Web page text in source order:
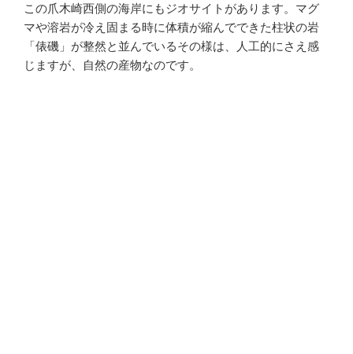
この爪木崎西側の海岸にもジオサイトがあります。マグ
マや溶岩が冷え固まる時に体積が縮んでできた柱状の岩
「俵磯」が整然と並んでいるその様は、人工的にさえ感
じますが、自然の産物なのです。